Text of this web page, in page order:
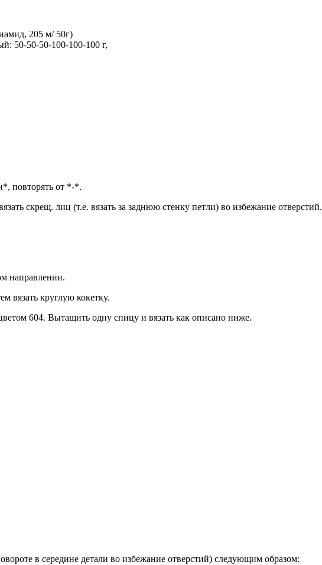
205 м/ 50г)
50-50-50-100-100-100 г,
повторять от *-*.
скрещ. лиц (т.е. вязать за заднюю стенку петли) во избежание отверстий.
направлении.
вязать круглую кокетку.
604. Вытащить одну спицу и вязать как описано ниже.
в середине детали во избежание отверстий) следующим образом: